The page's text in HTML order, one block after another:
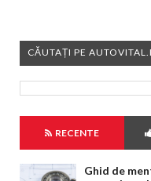
CĂUTAȚI PE
RECENTE
Ghid de